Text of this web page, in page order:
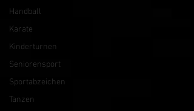
Handball
Karate
Kinderturnen
Seniorensport
Sportabzeichen
Tanzen